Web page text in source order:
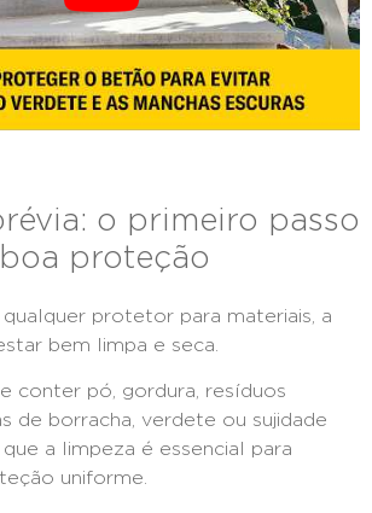
o primeiro passo
proteção
protetor para materiais, a
bem limpa e seca.
conter pó, gordura, resíduos
de borracha, verdete ou sujidade
a limpeza é essencial para
uniforme.